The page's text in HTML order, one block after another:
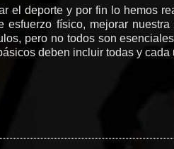
el deporte y por fin lo hemos
físico, mejorar
pero no todos son
deben incluir todas y cada